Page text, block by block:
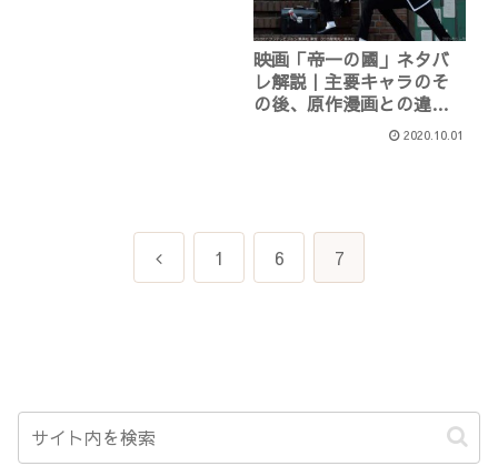
映画「帝一の國」ネタバ
レ解説｜主要キャラのそ
の後、原作漫画との違
い、あらすじ紹介 2020.10.01
前
1 6 7